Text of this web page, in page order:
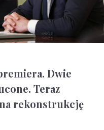
Dwie
Teraz
rekonstrukcję